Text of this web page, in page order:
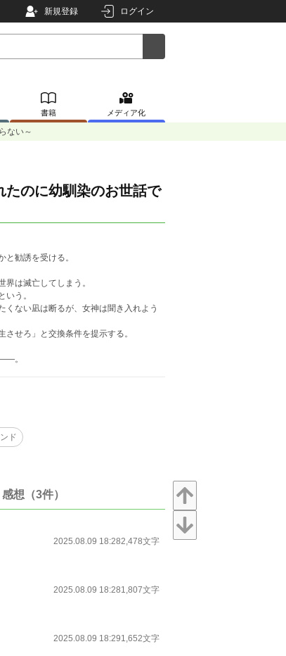
新規登録 ログイン
書籍 メディア化
ない～
たのに幼馴染のお世話で
勧誘を受ける。
は滅亡してしまう。
う。
ない凪は断るが、女神は聞き入れよう
せろ」と交換条件を提示する。
。
ド
感想（3件）
2025.08.09 18:282,478文字
2025.08.09 18:281,807文字
2025.08.09 18:291,652文字